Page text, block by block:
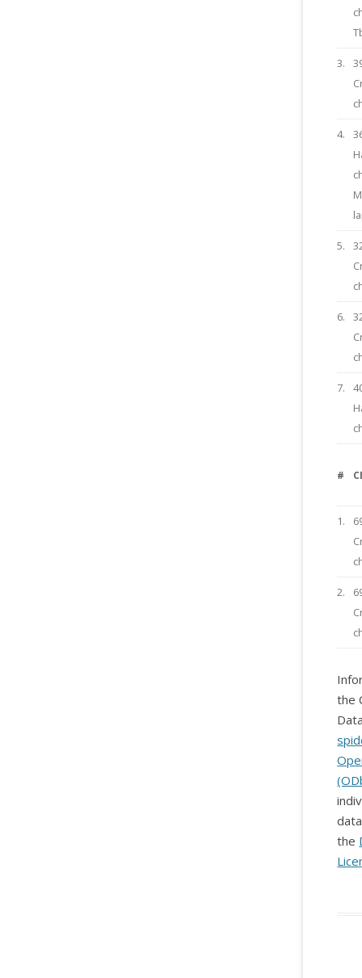
3.
4.
5.
6.
7.
#
1.
2.
the
the